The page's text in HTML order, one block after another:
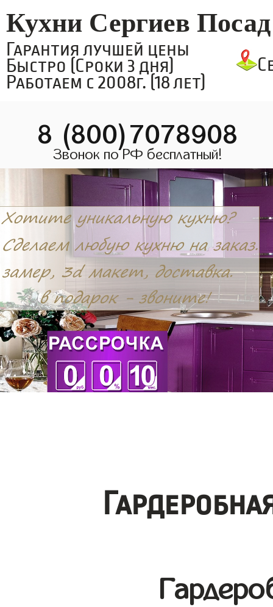
Кухни Сергиев Посад
Гарантия лучшей цены
Быстро (Сроки 3 дня)
Работаем с 2008г. (18 лет)
8 (800)7078908
Звонок по РФ бесплатный!